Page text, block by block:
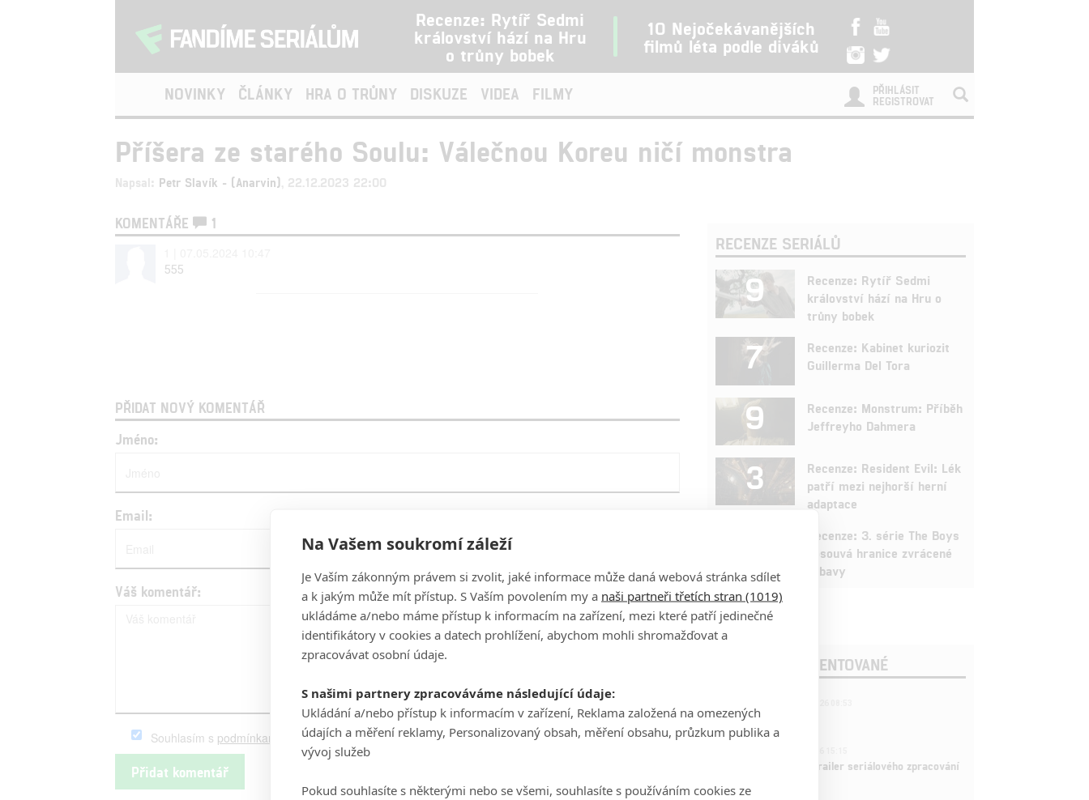
Recenze: Rytíř Sedmi
království hází na Hru
o trůny bobek
10 Nejočekávanějších
filmů léta podle diváků
NOVINKY ČLÁNKY HRA O TRŮNY DISKUZE VIDEA FILMY
PŘIHLÁSIT
REGISTROVAT
Příšera ze starého Soulu: Válečnou Koreu ničí monstra
Napsal: Petr Slavík - (Anarvin) , 22.12.2023 22:00
KOMENTÁŘE
1
555
PŘIDAT NOVÝ KOMENTÁŘ
Jméno:
Email:
Váš komentář:
Souhlasím s podmínkami serveru FandimeFilmu.cz
RECENZE SERIÁLŮ
9
Recenze: Rytíř Sedmi
království hází na Hru o
trůny bobek
7
Recenze: Kabinet kuriozit
Guillerma Del Tora
9
Recenze: Monstrum: Příběh
Jeffreyho Dahmera
3
Recenze: Resident Evil: Lék
patří mezi nejhorší herní
adaptace
Recenze: 3. série The Boys
posouvá hranice zvrácené
zábavy
POSLEDNÍ KOMENTOVANÉ
拆彈專家
Harry Potter: První trailer seriálového zpracování
Na Vašem soukromí záleží
Je Vaším zákonným právem si zvolit, jaké informace může daná webová stránka sdílet
a k jakým může mít přístup. S Vaším povolením my a naši partneři třetích stran (1019)
ukládáme a/nebo máme přístup k informacím na zařízení, mezi které patří jedinečné
identifikátory v cookies a datech prohlížení, abychom mohli shromažďovat a
zpracovávat osobní údaje.
S našimi partnery zpracováváme následující údaje:
Ukládání a/nebo přístup k informacím v zařízení, Reklama založená na omezených
údajích a měření reklamy, Personalizovaný obsah, měření obsahu, průzkum publika a
vývoj služeb
Pokud souhlasíte s některými nebo se všemi, souhlasíte s používáním cookies ze